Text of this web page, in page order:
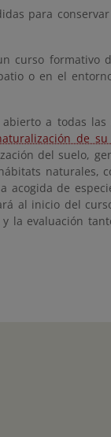
para
curso formativo
o en el
a todas las
de
del suelo,
naturales,
de
al inicio del
la evaluación